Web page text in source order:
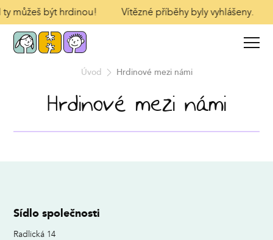
můžeš být hrdinou! Vítězné příběhy byly vyhlášeny.
Úvod Hrdinové mezi námi
Hrdinové mezi námi
Sídlo společnosti
Radlická 14